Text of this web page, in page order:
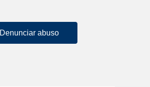
Denunciar abuso